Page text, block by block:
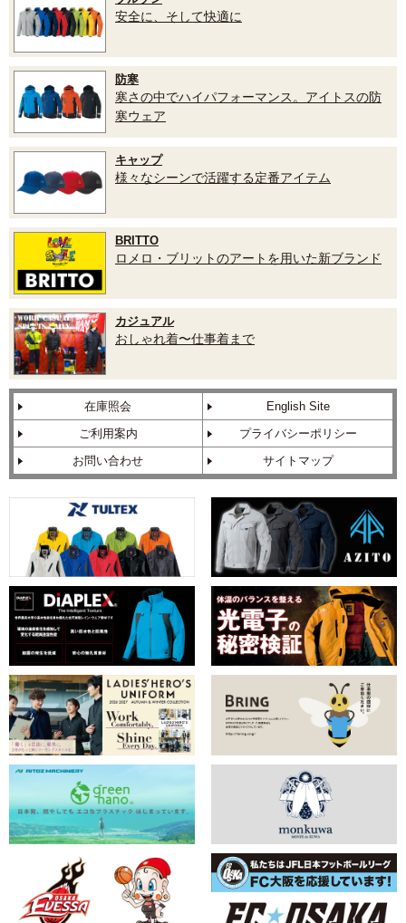
安全に、そして快適に
防寒
寒さの中でハイパフォーマンス。アイトスの防
寒ウェア
キャップ
様々なシーンで活躍する定番アイテム
BRITTO
ロメロ・ブリットのアートを用いた新ブランド
カジュアル
おしゃれ着〜仕事着まで
在庫照会
English Site
ご利用案内
プライバシーポリシー
お問い合わせ
サイトマップ